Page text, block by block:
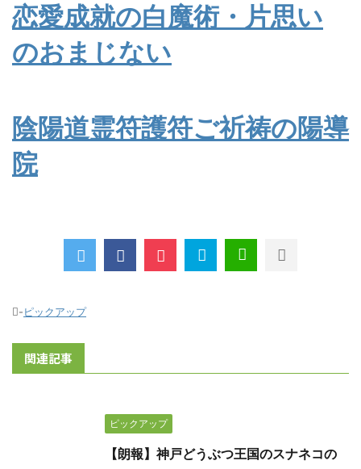
恋愛成就の白魔術・片思い
のおまじない
陰陽道霊符護符ご祈祷の陽導
院
-ピックアップ
関連記事
ピックアップ
【朗報】神戸どうぶつ王国のスナネコの